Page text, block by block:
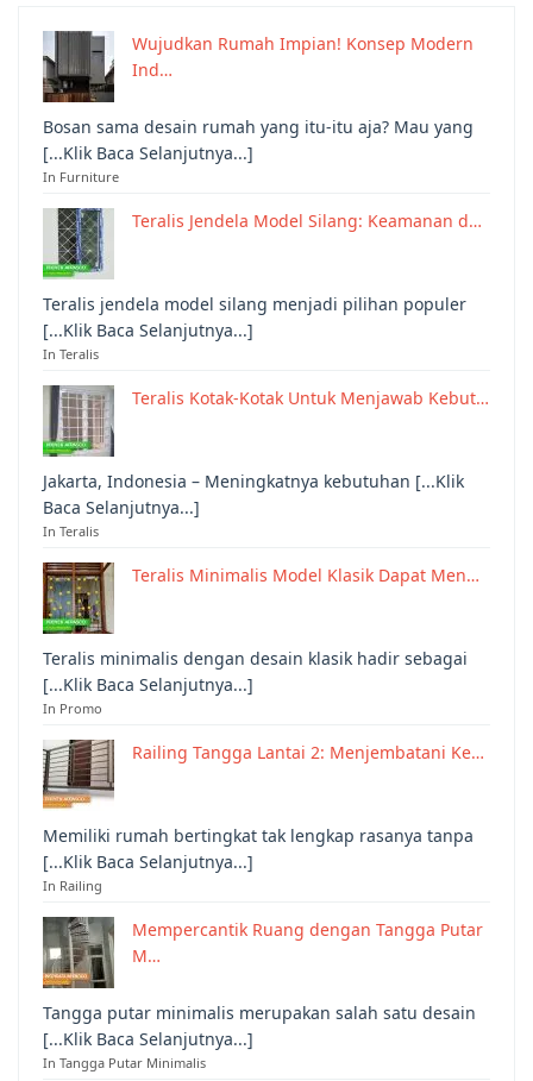
Wujudkan Rumah Impian! Konsep Modern
Ind…
Bosan sama desain rumah yang itu-itu aja? Mau yang
[...Klik Baca Selanjutnya...]
In Furniture
Teralis Jendela Model Silang: Keamanan d…
Teralis jendela model silang menjadi pilihan populer
[...Klik Baca Selanjutnya...]
In Teralis
Teralis Kotak-Kotak Untuk Menjawab Kebut…
Jakarta, Indonesia – Meningkatnya kebutuhan [...Klik
Baca Selanjutnya...]
In Teralis
Teralis Minimalis Model Klasik Dapat Men…
Teralis minimalis dengan desain klasik hadir sebagai
[...Klik Baca Selanjutnya...]
In Promo
Railing Tangga Lantai 2: Menjembatani Ke…
Memiliki rumah bertingkat tak lengkap rasanya tanpa
[...Klik Baca Selanjutnya...]
In Railing
Mempercantik Ruang dengan Tangga Putar
M…
Tangga putar minimalis merupakan salah satu desain
[...Klik Baca Selanjutnya...]
In Tangga Putar Minimalis